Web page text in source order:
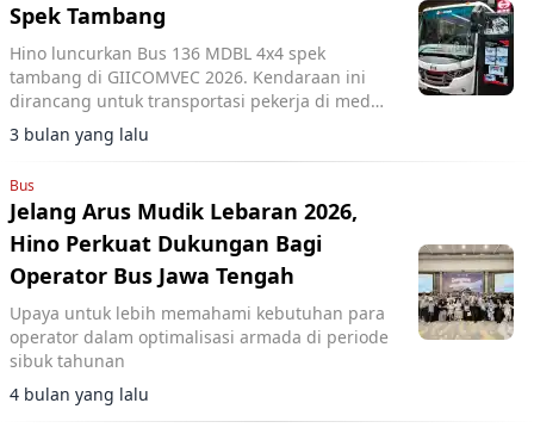
Spek Tambang
Hino luncurkan Bus 136 MDBL 4x4 spek
tambang di GIICOMVEC 2026. Kendaraan ini
dirancang untuk transportasi pekerja di medan
ekstrem pertambangan dan perkebunan.
3 bulan yang lalu
Bus
Jelang Arus Mudik Lebaran 2026,
Hino Perkuat Dukungan Bagi
Operator Bus Jawa Tengah
Upaya untuk lebih memahami kebutuhan para
operator dalam optimalisasi armada di periode
sibuk tahunan
4 bulan yang lalu